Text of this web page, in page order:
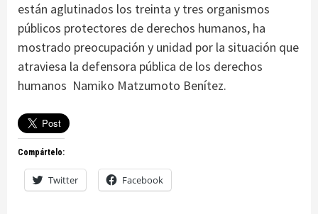
están aglutinados los treinta y tres organismos
públicos protectores de derechos humanos, ha
mostrado preocupación y unidad por la situación que
atraviesa la defensora pública de los derechos
humanos Namiko Matzumoto Benítez.
Compártelo:
Twitter Facebook